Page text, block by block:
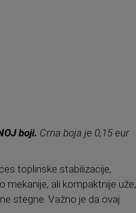
boji. Crna boja je 0,15 eur
toplinske stabilizacije,
mekanije, ali kompaktnije uže,
stegne. Važno je da ovaj